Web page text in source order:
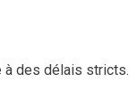
à des délais stricts.